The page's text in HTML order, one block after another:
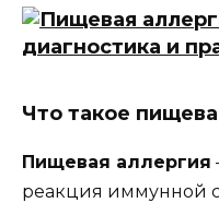
Что такое
Пищевая аллергия
реакция иммунной